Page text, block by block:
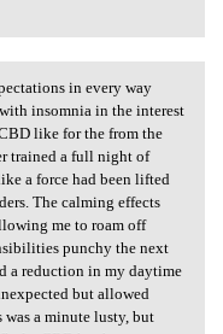
expectations
in every way
insomnia in the interest
like for the from the
trained a full night of
a force had been lifted
The calming effects
me to roam off
punchy the next
a reduction in my daytime
but allowed
was a minute lusty, but